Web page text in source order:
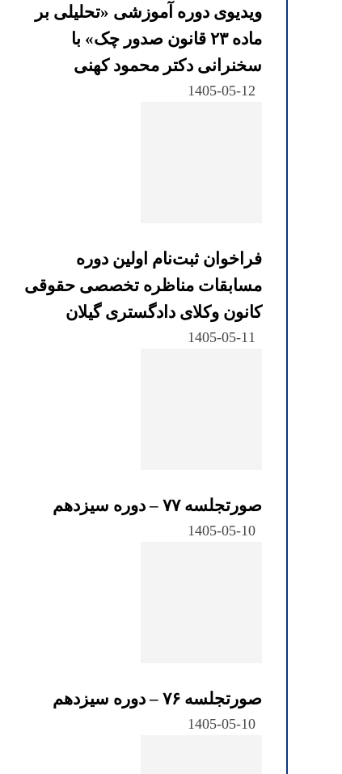
ویدیوی دوره آموزشی «تحلیلی بر
ماده ۲۳ قانون صدور چک» با
سخنرانی دکتر محمود کهنی
1405-05-12
فراخوان ثبت‌نام اولین دوره
مسابقات مناظره تخصصی حقوقی
کانون وکلای دادگستری گیلان
1405-05-11
صورتجلسه ۷۷ – دوره سیزدهم
1405-05-10
صورتجلسه ۷۶ – دوره سیزدهم
1405-05-10